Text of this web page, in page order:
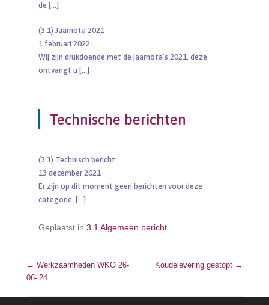
de […]
(3.1) Jaarnota 2021
1 februari 2022
Wij zijn drukdoende met de jaarnota’s 2021, deze
ontvangt u […]
Technische berichten
(3.1) Technisch bericht
13 december 2021
Er zijn op dit moment geen berichten voor deze
categorie. […]
Geplaatst in 3.1 Algemeen bericht
Bericht navigatie
← Werkzaamheden WKO 26-
06-’24
Koudelevering gestopt →